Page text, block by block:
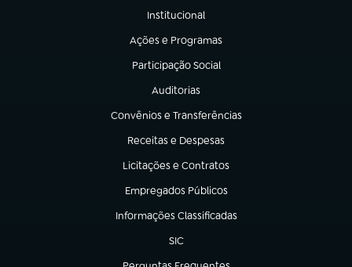
Institucional
(abre em nova aba)
Ações e Programas
(abre em nova aba)
Participação Social
(abre em nova aba)
Auditorias
(abre em nova aba)
Convênios e Transferências
(abre em nova aba)
Receitas e Despesas
(abre em nova aba)
Licitações e Contratos
(abre em nova aba)
Empregados Públicos
(abre em nova aba)
Informações Classificadas
(abre em nova aba)
SIC
(abre em nova aba)